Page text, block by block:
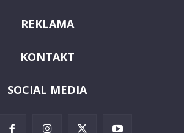
REKLAMA
KONTAKT
SOCIAL MEDIA